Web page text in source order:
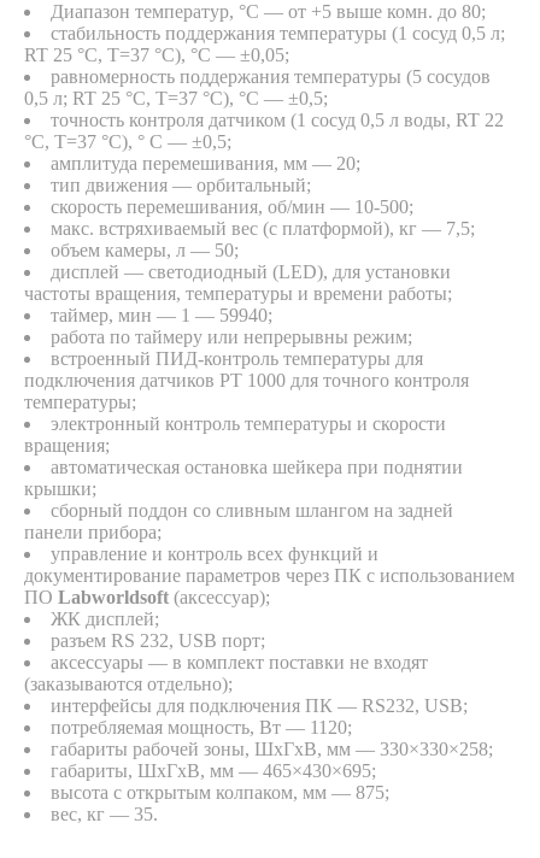
Диапазон температур, °C — от +5 выше комн. до 80;
стабильность поддержания температуры (1 сосуд 0,5 л;
RT 25 °C, T=37 °C), °C — ±0,05;
равномерность поддержания температуры (5 сосудов
0,5 л; RT 25 °C, T=37 °C), °C — ±0,5;
точность контроля датчиком (1 сосуд 0,5 л воды, RT 22
°C, T=37 °C), ° C — ±0,5;
амплитуда перемешивания, мм — 20;
тип движения — орбитальный;
скорость перемешивания, об/мин — 10-500;
макс. встряхиваемый вес (с платформой), кг — 7,5;
объем камеры, л — 50;
дисплей — светодиодный (LED), для установки
частоты вращения, температуры и времени работы;
таймер, мин — 1 — 59940;
работа по таймеру или непрерывны режим;
встроенный ПИД-контроль температуры для
подключения датчиков PT 1000 для точного контроля
температуры;
электронный контроль температуры и скорости
вращения;
автоматическая остановка шейкера при поднятии
крышки;
сборный поддон со сливным шлангом на задней
панели прибора;
управление и контроль всех функций и
документирование параметров через ПК с использованием
ПО Labworldsoft (аксессуар);
ЖК дисплей;
разъем RS 232, USB порт;
аксессуары — в комплект поставки не входят
(заказываются отдельно);
интерфейсы для подключения ПК — RS232, USB;
потребляемая мощность, Вт — 1120;
габариты рабочей зоны, ШхГхВ, мм — 330×330×258;
габариты, ШхГхВ, мм — 465×430×695;
высота с открытым колпаком, мм — 875;
вес, кг — 35.